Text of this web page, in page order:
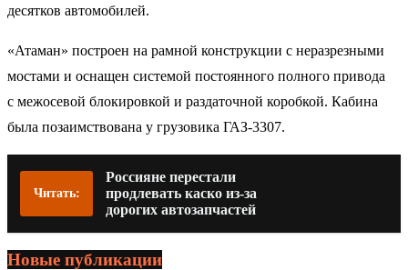
десятков автомобилей.
«Атаман» построен на рамной конструкции с неразрезными
мостами и оснащен системой постоянного полного привода
с межосевой блокировкой и раздаточной коробкой. Кабина
была позаимствована у грузовика ГАЗ-3307.
Читать:
Россияне перестали
продлевать каско из-за
дорогих автозапчастей
Новые публикации